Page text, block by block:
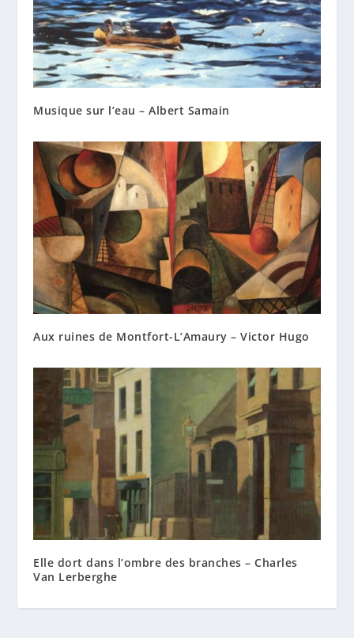
Musique sur l’eau – Albert Samain
Aux ruines de Montfort-L’Amaury – Victor Hugo
Elle dort dans l’ombre des branches – Charles
Van Lerberghe